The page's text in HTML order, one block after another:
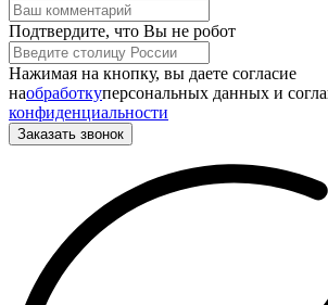
Подтвердите, что Вы не робот
Нажимая на кнопку, вы даете согласие
наобработкуперсональных данных и
конфиденциальности
Заказать звонок